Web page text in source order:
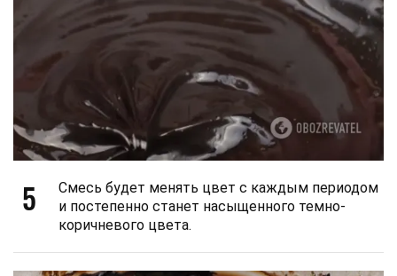
5
Смесь будет менять цвет с каждым периодом
и постепенно станет насыщенного темно-
коричневого цвета.